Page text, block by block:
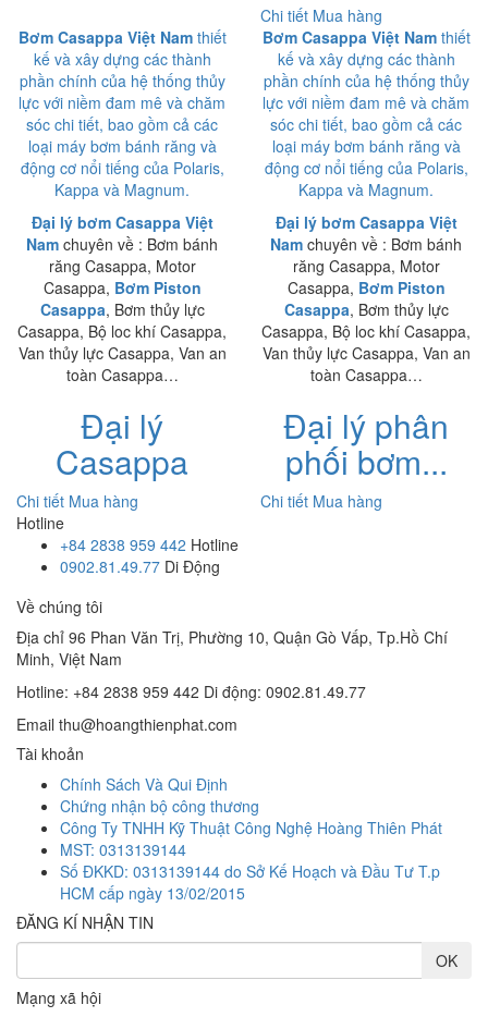
Chi tiết Mua hàng
Bơm Casappa Việt Namthiết
kế và xây dựng các thành
phần chính của hệ thống thủy
lực với niềm đam mê và chăm
sóc chi tiết, bao gồm cả các
loại máy bơm bánh răng và
động cơ nổi tiếng của Polaris,
Kappa và Magnum.
Đại lý bơm Casappa Việt
Nam chuyên về : Bơm bánh
răng Casappa, Motor
Casappa, Bơm Piston
Casappa, Bơm thủy lực
Casappa, Bộ loc khí Casappa,
Van thủy lực Casappa, Van an
toàn Casappa…
Đại lý
Casappa
Chi tiết Mua hàng
Bơm Casappa Việt Namthiết
kế và xây dựng các thành
phần chính của hệ thống thủy
lực với niềm đam mê và chăm
sóc chi tiết, bao gồm cả các
loại máy bơm bánh răng và
động cơ nổi tiếng của Polaris,
Kappa và Magnum.
Đại lý bơm Casappa Việt
Nam chuyên về : Bơm bánh
răng Casappa, Motor
Casappa, Bơm Piston
Casappa, Bơm thủy lực
Casappa, Bộ loc khí Casappa,
Van thủy lực Casappa, Van an
toàn Casappa…
Đại lý phân
phối bơm...
Chi tiết Mua hàng
Hotline
+84 2838 959 442 Hotline
0902.81.49.77 Di Động
Về chúng tôi
Địa chỉ 96 Phan Văn Trị, Phường 10, Quận Gò Vấp, Tp.Hồ Chí
Minh, Việt Nam
Hotline: +84 2838 959 442 Di động: 0902.81.49.77
Email thu@hoangthienphat.com
Tài khoản
Chính Sách Và Qui Định
Chứng nhận bộ công thương
Công Ty TNHH Kỹ Thuật Công Nghệ Hoàng Thiên Phát
MST: 0313139144
Số ĐKKD: 0313139144 do Sở Kế Hoạch và Đầu Tư T.p
HCM cấp ngày 13/02/2015
ĐĂNG KÍ NHẬN TIN
Mạng xã hội